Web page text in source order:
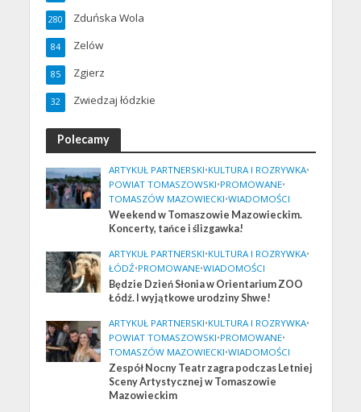
Zduńska Wola
280
Zelów
84
Zgierz
85
Zwiedzaj łódzkie
32
Polecamy
ARTYKUŁ PARTNERSKI•KULTURA I ROZRYWKA•
POWIAT TOMASZOWSKI•PROMOWANE•
TOMASZÓW MAZOWIECKI•WIADOMOŚCI
Weekend w Tomaszowie Mazowieckim.
Koncerty, tańce i ślizgawka!
ARTYKUŁ PARTNERSKI•KULTURA I ROZRYWKA•
ŁÓDŹ•PROMOWANE•WIADOMOŚCI
Będzie Dzień Słonia w Orientarium ZOO
Łódź. I wyjątkowe urodziny Shwe!
ARTYKUŁ PARTNERSKI•KULTURA I ROZRYWKA•
POWIAT TOMASZOWSKI•PROMOWANE•
TOMASZÓW MAZOWIECKI•WIADOMOŚCI
Zespół Nocny Teatr zagra podczas Letniej
Sceny Artystycznej w Tomaszowie
Mazowieckim